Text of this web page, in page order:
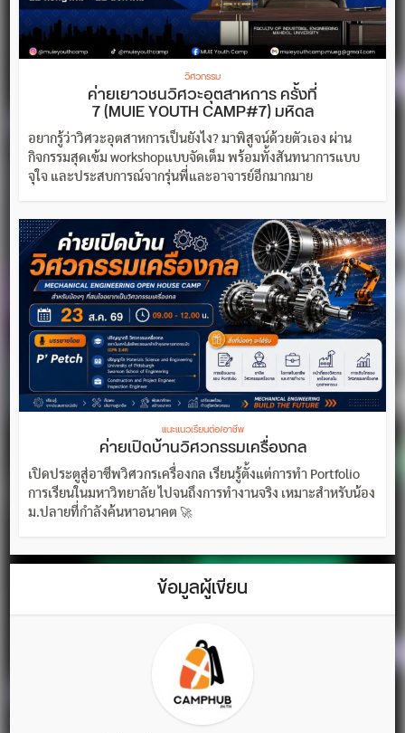
วิศวกรรม
ค่ายเยาวชนวิศวะอุตสาหการ ครั้งที่
7 (MUIE YOUTH CAMP#7) มหิดล
อยากรู้ว่าวิศวะอุตสาหการเป็นยังไง? มาพิสูจน์ด้วยตัวเอง ผ่าน
กิจกรรมสุดเข้ม workshopแบบจัดเต็ม พร้อมทั้งสันทนาการแบบ
จุใจ และประสบการณ์จากรุ่นพี่และอาจารย์อีกมากมาย
แนะแนวเรียนต่อ/อาชีพ
ค่ายเปิดบ้านวิศวกรรมเครื่องกล
เปิดประตูสู่อาชีพวิศวกรเครื่องกล เรียนรู้ตั้งแต่การทำ Portfolio
การเรียนในมหาวิทยาลัย ไปจนถึงการทำงานจริง เหมาะสำหรับน้อง
ม.ปลายที่กำลังค้นหาอนาคต 🚀
ข้อมูลผู้เขียน